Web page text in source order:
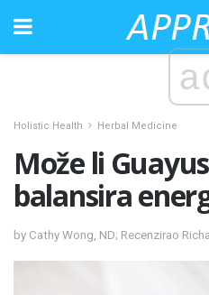
Holistic Health Herbal Medicine
Može li
balansira
by Cathy Wong, ND; Recenzirao